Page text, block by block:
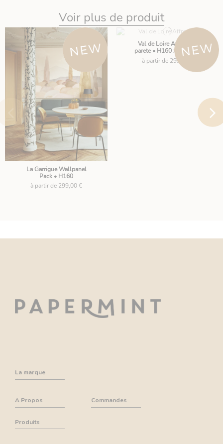
Voir plus de produit
La Garrigue Wallpanel
Pack • H160
à partir de 299,00 €
Val de Loire Affresco a
parete • H160 x L.156cm
à partir de 299,00 €
La marque
A Propos Commandes
Produits